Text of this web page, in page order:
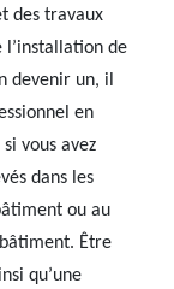
des travaux
l’installation de
devenir un, il
en
vous avez
dans les
ou au
Être
qu’une